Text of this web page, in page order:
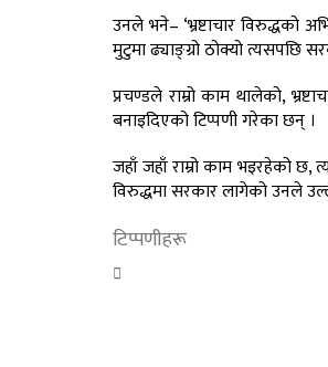
उनले भने– ‘भ्रष्टाचार
मुटुमा ढ्याङ्ग्रो ठोक्यो त्यसपछि
प्रचण्डले राम्रो काम थालेको,
बनाइदिएको टिप्पणी गरेका छन् ।
जहाँ जहाँ राम्रो काम भइरहेको छ,
विरुद्धमा सरकार लागेको उनले
टिप्पणीहरू